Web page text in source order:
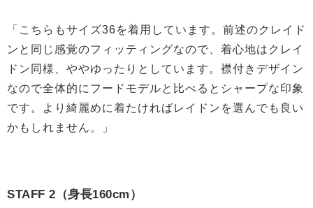
「こちらもサイズ36を着用しています。前述のクレイド
ンと同じ感覚のフィッティングなので、着心地はクレイ
ドン同様、ややゆったりとしています。襟付きデザイン
なので全体的にフードモデルと比べるとシャープな印象
です。より綺麗めに着たければレイドンを選んでも良い
かもしれません。」
STAFF 2（身長160cm）